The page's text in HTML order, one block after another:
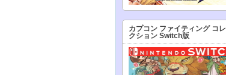
カプコン ファイティング コレ
クション Switch版